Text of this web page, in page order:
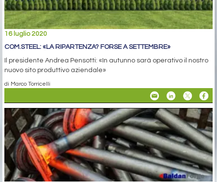
16 luglio 2020
COM.STEEL: «LA RIPARTENZA? FORSE A SETTEMBRE»
Il presidente Andrea Pensotti: «In autunno sarà operativo il nostro
nuovo sito produttivo aziendale»
di Marco Torricelli